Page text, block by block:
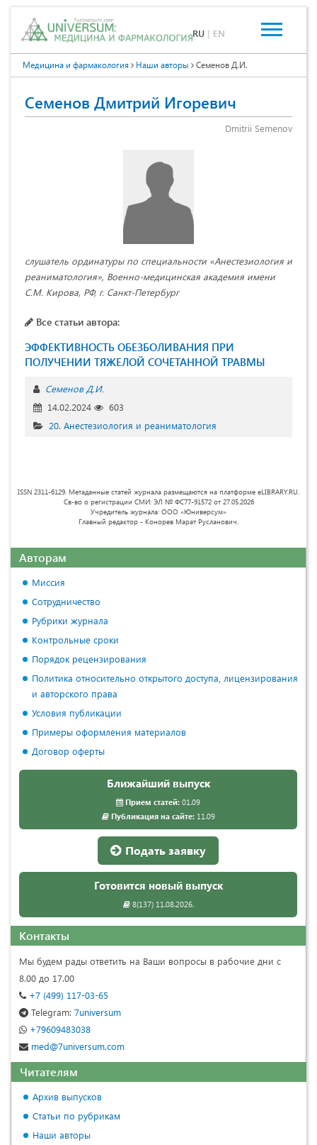
RU | EN
Медицина и фармакология Наши авторы Семенов Д.И.
Семенов Дмитрий Игоревич
Dmitrii Semenov
слушатель ординатуры по специальности «Анестезиология и
реаниматология», Военно-медицинская академия имени
С.М. Кирова, РФ, г. Санкт-Петербург
Все статьи автора:
ЭФФЕКТИВНОСТЬ ОБЕЗБОЛИВАНИЯ ПРИ
ПОЛУЧЕНИИ ТЯЖЕЛОЙ СОЧЕТАННОЙ ТРАВМЫ
Семенов Д.И.
14.02.2024
603
20. Анестезиология и реаниматология
ISSN 2311-6129. Метаданные статей журнала размещаются на платформе eLIBRARY.RU.
Св-во о регистрации СМИ: ЭЛ № ФС77-91572 от 27.05.2026
Учредитель журнала: ООО «Юниверсум»
Главный редактор - Конорев Марат Русланович.
Авторам
Миссия
Сотрудничество
Рубрики журнала
Контрольные сроки
Порядок рецензирования
Политика относительно открытого доступа, лицензирования
и авторского права
Условия публикации
Примеры оформления материалов
Договор оферты
Ближайший выпуск
Прием статей: 01.09
Публикация на сайте:11.09
Подать заявку
Готовится новый выпуск
8(137) 11.08.2026.
Контакты
Мы будем рады ответить на Ваши вопросы в рабочие дни с
8.00 до 17.00
+7 (499) 117-03-65
Telegram: 7universum
+79609483038
med@7universum.com
Читателям
Архив выпусков
Статьи по рубрикам
Наши авторы